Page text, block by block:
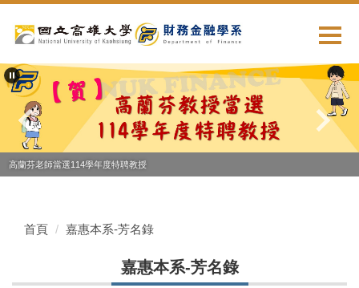
到
要
內
區
高蘭芬老師當選114學年度特聘教授
首頁 嘉惠本系-芳名錄
嘉惠本系-芳名錄